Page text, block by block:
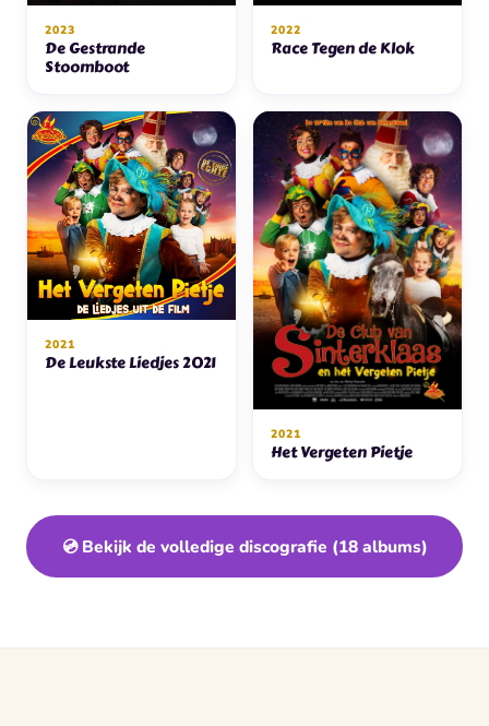
2023
De Gestrande
Stoomboot
2022
Race Tegen de Klok
2021
De Leukste Liedjes 2021
2021
Het Vergeten Pietje
💿 Bekijk de volledige discografie (18 albums)